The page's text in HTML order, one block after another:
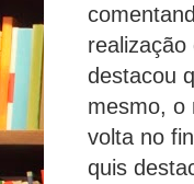
destacou
mesmo, o
volta no
quis